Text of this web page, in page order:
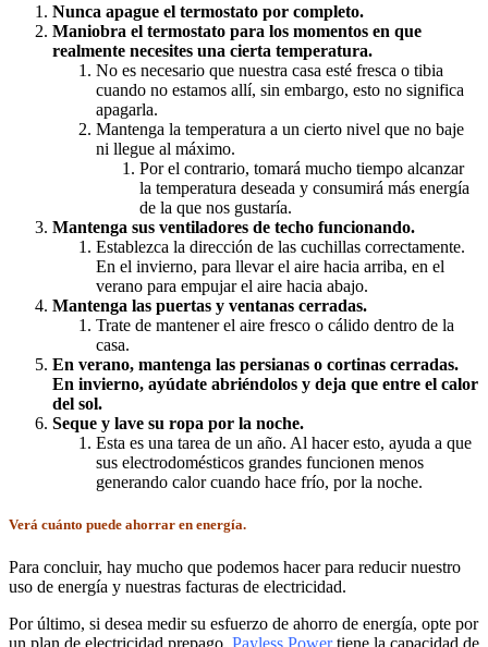
Nunca apague el termostato por completo.
Maniobra el termostato para los momentos en que
realmente necesites una cierta temperatura.
No es necesario que nuestra casa esté fresca o tibia
cuando no estamos allí, sin embargo, esto no significa
apagarla.
Mantenga la temperatura a un cierto nivel que no baje
ni llegue al máximo.
Por el contrario, tomará mucho tiempo alcanzar
la temperatura deseada y consumirá más energía
de la que nos gustaría.
Mantenga sus ventiladores de techo funcionando.
Establezca la dirección de las cuchillas correctamente.
En el invierno, para llevar el aire hacia arriba, en el
verano para empujar el aire hacia abajo.
Mantenga las puertas y ventanas cerradas.
Trate de mantener el aire fresco o cálido dentro de la
casa.
En verano, mantenga las persianas o cortinas cerradas.
En invierno, ayúdate abriéndolos y deja que entre el calor
del sol.
Seque y lave su ropa por la noche.
Esta es una tarea de un año. Al hacer esto, ayuda a que
sus electrodomésticos grandes funcionen menos
generando calor cuando hace frío, por la noche.
Verá cuánto puede ahorrar en energía.
Para concluir, hay mucho que podemos hacer para reducir nuestro
uso de energía y nuestras facturas de electricidad.
Por último, si desea medir su esfuerzo de ahorro de energía, opte por
un plan de electricidad prepago. Payless Powertiene la capacidad de